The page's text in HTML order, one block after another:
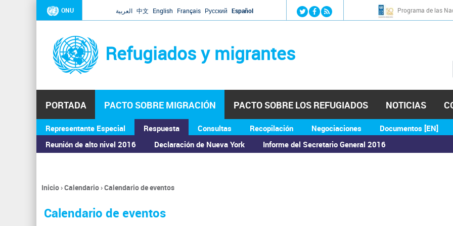
Jump to navigation
ONU العربية 中文 English Français Русский Español Programa de las
Refugiados y migrantes
PORTADA PACTO SOBRE MIGRACIÓN
Representante Especial
Respuesta
Reunión de alto nivel 2016
Declaración de Nueva York Informe del Secretario General 2016
Consultas Recopilación Negociaciones Documentos [EN]
PACTO SOBRE LOS REFUGIADOS NOTICIAS
ASAMBLEA GENERAL
Se
encuentra
usted
Inicio›Calendario›Calendario de eventos
Calendario de eventos